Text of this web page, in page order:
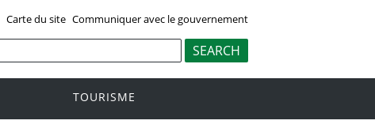
Carte du site Communiquer avec le gouvernement
TOURISME